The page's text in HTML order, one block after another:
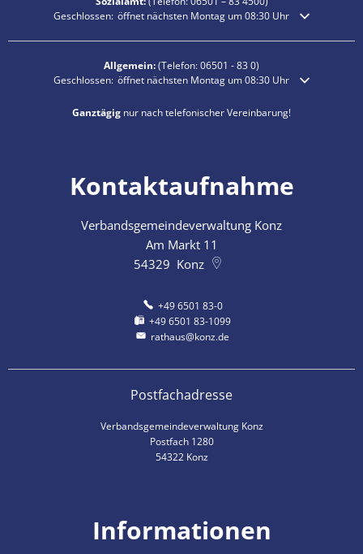
Klicken, um weitere Öffnungs- oder Schließzeiten auszublenden
Geschlossen: öffnet nächsten Montag um 08:30 Uhr
Allgemein:(Telefon:06501 - 83 0)
Klicken, um weitere Öffnungs- oder Schließzeiten auszublenden
Geschlossen: öffnet nächsten Montag um 08:30 Uhr
Ganztägig nur nach telefonischer Vereinbarung!
Kontaktaufnahme
Verbandsgemeindeverwaltung Konz
Am Markt 11
54329 Konz
+49 6501 83-0
+49 6501 83-1099
rathaus@konz.de
Postfachadresse
Verbandsgemeindeverwaltung Konz
Postfach 1280
54322 Konz
Informationen